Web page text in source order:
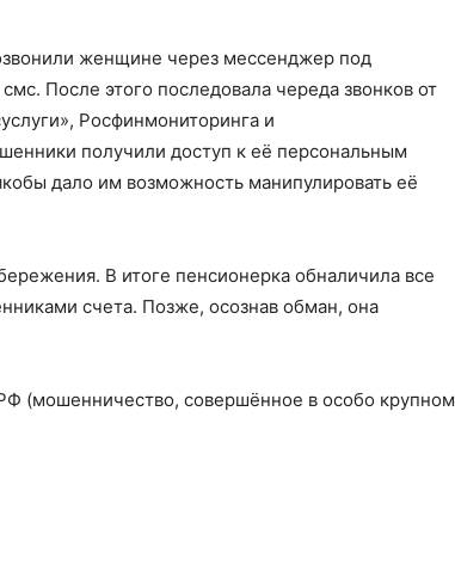
женщине через мессенджер под
После этого последовала череда звонков от
Росфинмониторинга и
получили доступ к её персональным
дало им возможность манипулировать её
В итоге пенсионерка обналичила все
счета. Позже, осознав обман, она
(мошенничество, совершённое в особо крупном